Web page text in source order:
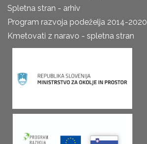
Spletna stran - arhiv
Program razvoja podeželja 2014-2020
Kmetovati z naravo - spletna stran